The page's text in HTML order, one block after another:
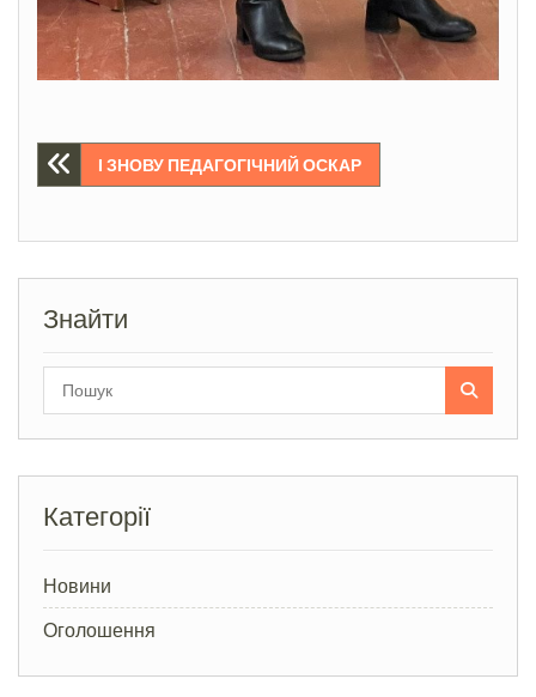
Навігація
І ЗНОВУ ПЕДАГОГІЧНИЙ ОСКАР
Знайти
Категорії
Новини
Оголошення